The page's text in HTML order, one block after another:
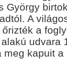
György
A
a
udvara
meg kapuit